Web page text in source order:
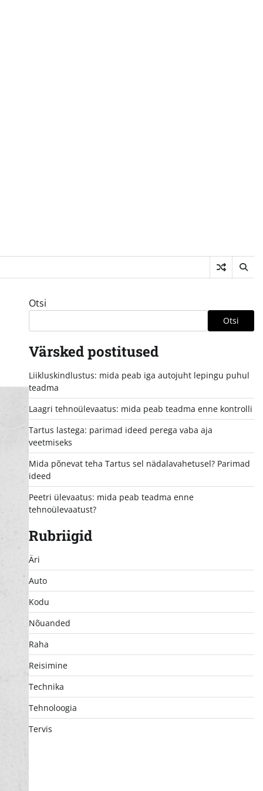
Otsi
Otsi
Värsked postitused
Liikluskindlustus: mida peab iga autojuht lepingu puhul
teadma
Laagri tehnoülevaatus: mida peab teadma enne kontrolli
Tartus lastega: parimad ideed perega vaba aja
veetmiseks
Mida põnevat teha Tartus sel nädalavahetusel? Parimad
ideed
Peetri ülevaatus: mida peab teadma enne
tehnoülevaatust?
Rubriigid
Äri
Auto
Kodu
Nõuanded
Raha
Reisimine
Technika
Tehnoloogia
Tervis